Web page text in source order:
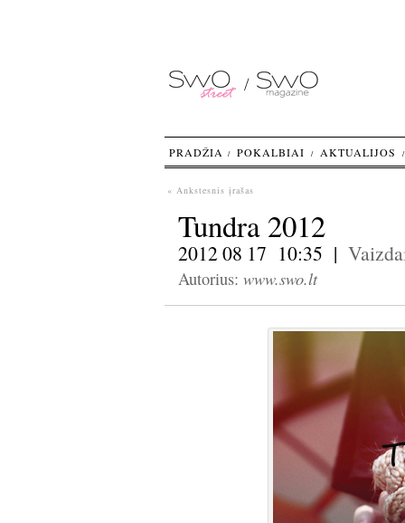
« Ankstesnis įrašas
Tundra 2012
2012 08 17 10:35 |
Autorius: www.swo.lt
PRADŽIA POKALBIAI AKTUALIJOS